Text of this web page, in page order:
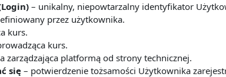
– unikalny, niepowtarzalny identyfikator
przez użytkownika.
kurs.
kurs.
zarządzająca platformą od strony technicznej.
się – potwierdzenie tożsamości Użytkownika